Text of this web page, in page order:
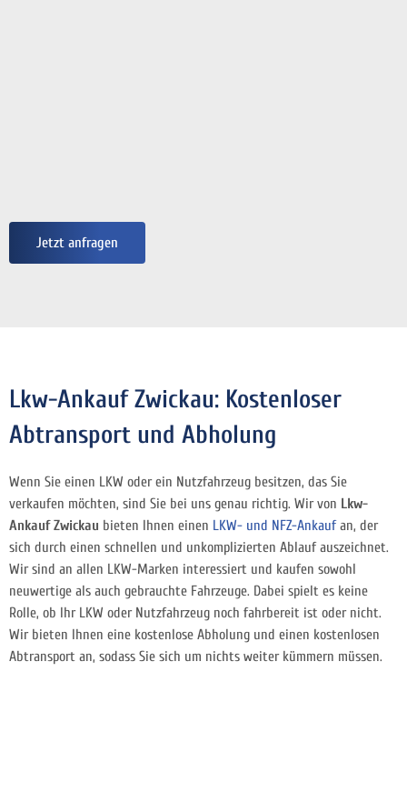
Jetzt anfragen
Lkw-Ankauf Zwickau: Kostenloser
Abtransport und Abholung
Wenn Sie einen LKW oder ein Nutzfahrzeug besitzen, das Sie
verkaufen möchten, sind Sie bei uns genau richtig. Wir von Lkw-
Ankauf Zwickau bieten Ihnen einen LKW- und NFZ-Ankaufan, der
sich durch einen schnellen und unkomplizierten Ablauf auszeichnet.
Wir sind an allen LKW-Marken interessiert und kaufen sowohl
neuwertige als auch gebrauchte Fahrzeuge. Dabei spielt es keine
Rolle, ob Ihr LKW oder Nutzfahrzeug noch fahrbereit ist oder nicht.
Wir bieten Ihnen eine kostenlose Abholung und einen kostenlosen
Abtransport an, sodass Sie sich um nichts weiter kümmern müssen.